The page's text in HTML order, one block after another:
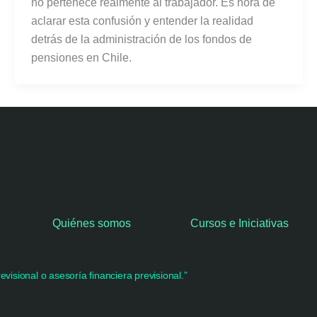
no pertenece realmente al trabajador. Es hora de
aclarar esta confusión y entender la realidad
detrás de la administración de los fondos de
pensiones en Chile.
Quiénes somos Cursos e Iniciativas
o asesoría financiera previsional.”